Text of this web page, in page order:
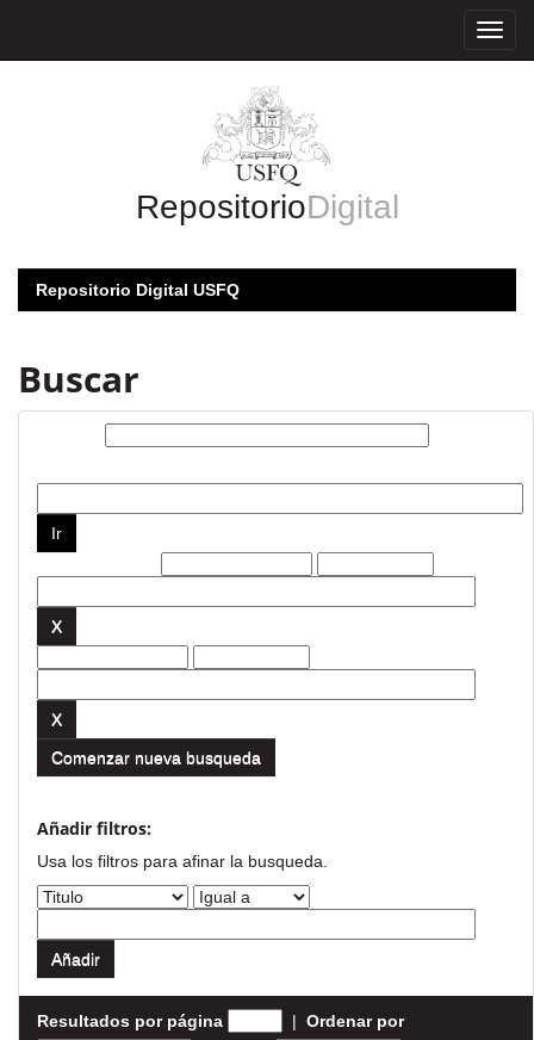
RepositorioDigital
Repositorio Digital USFQ
Buscar
Comenzar nueva busqueda
Añadir filtros:
Usa los filtros para afinar la busqueda.
Resultados por página | Ordenar por